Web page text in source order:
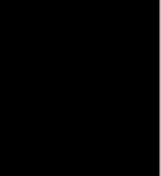
y general
.
Widow fué producida